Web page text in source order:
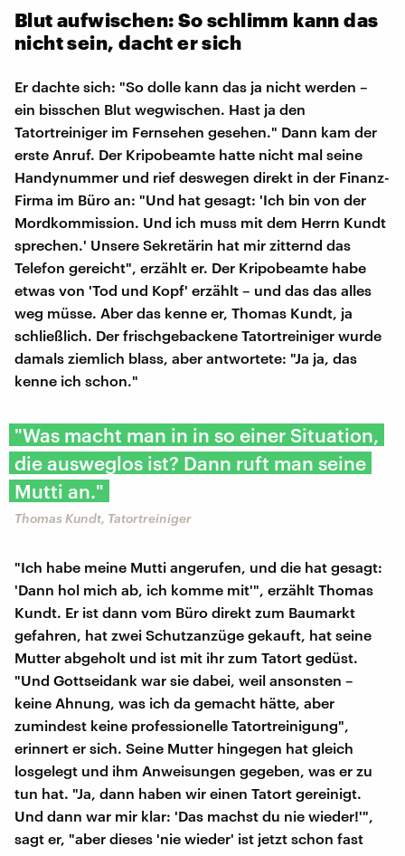
Blut aufwischen: So schlimm kann das
nicht sein, dacht er sich
Er dachte sich: "So dolle kann das ja nicht werden –
ein bisschen Blut wegwischen. Hast ja den
Tatortreiniger im Fernsehen gesehen." Dann kam der
erste Anruf. Der Kripobeamte hatte nicht mal seine
Handynummer und rief deswegen direkt in der Finanz-
Firma im Büro an: "Und hat gesagt: 'Ich bin von der
Mordkommission. Und ich muss mit dem Herrn Kundt
sprechen.' Unsere Sekretärin hat mir zitternd das
Telefon gereicht", erzählt er. Der Kripobeamte habe
etwas von 'Tod und Kopf' erzählt – und das das alles
weg müsse. Aber das kenne er, Thomas Kundt, ja
schließlich. Der frischgebackene Tatortreiniger wurde
damals ziemlich blass, aber antwortete: "Ja ja, das
kenne ich schon."
"Was macht man in in so einer Situation,
die ausweglos ist? Dann ruft man seine
Mutti an."
Thomas Kundt, Tatortreiniger
"Ich habe meine Mutti angerufen, und die hat gesagt:
'Dann hol mich ab, ich komme mit'", erzählt Thomas
Kundt. Er ist dann vom Büro direkt zum Baumarkt
gefahren, hat zwei Schutzanzüge gekauft, hat seine
Mutter abgeholt und ist mit ihr zum Tatort gedüst.
"Und Gottseidank war sie dabei, weil ansonsten –
keine Ahnung, was ich da gemacht hätte, aber
zumindest keine professionelle Tatortreinigung",
erinnert er sich. Seine Mutter hingegen hat gleich
losgelegt und ihm Anweisungen gegeben, was er zu
tun hat. "Ja, dann haben wir einen Tatort gereinigt.
Und dann war mir klar: 'Das machst du nie wieder!'",
sagt er, "aber dieses 'nie wieder' ist jetzt schon fast